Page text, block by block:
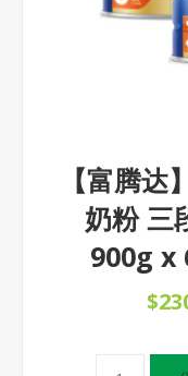
【富腾
奶粉 三
900g x